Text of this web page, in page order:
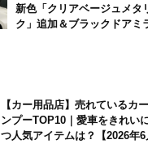
新色「クリアベージュメタ
ク」追加＆ブラックドアミ
【カー用品店】売れているカ
ンプーTOP10｜愛車をきれい
つ人気アイテムは？【2026年6